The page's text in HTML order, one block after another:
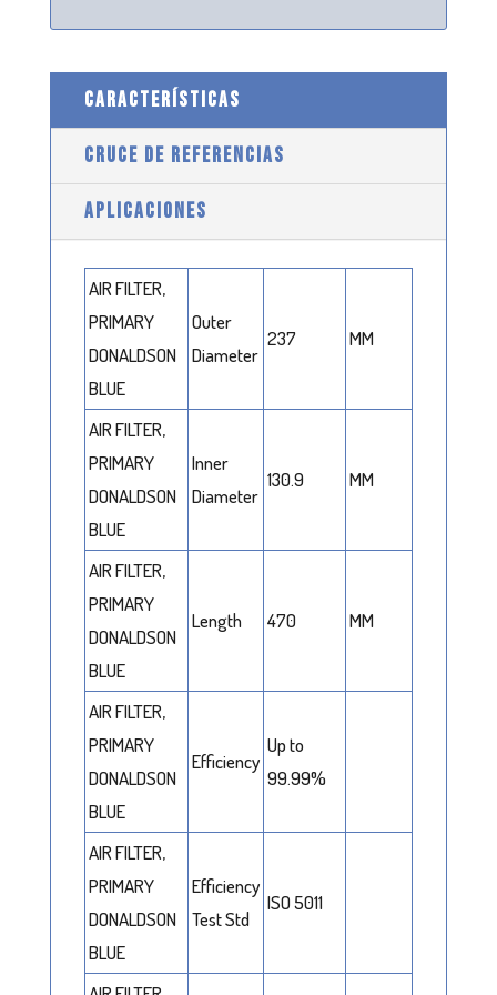
CARACTERÍSTICAS
CRUCE DE REFERENCIAS
APLICACIONES
AIR FILTER,
PRIMARY
DONALDSON
BLUE
Outer
Diameter
237 MM
AIR FILTER,
PRIMARY
DONALDSON
BLUE
Inner
Diameter
130.9 MM
AIR FILTER,
PRIMARY
DONALDSON
BLUE
Length 470 MM
AIR FILTER,
PRIMARY
DONALDSON
BLUE
Efficiency
Up to
99.99%
AIR FILTER,
PRIMARY
DONALDSON
BLUE
Efficiency
Test Std
ISO 5011